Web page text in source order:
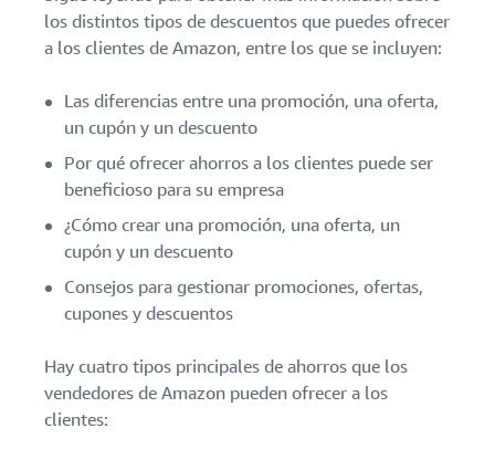
sus primeros
90 días generan
aproximadamente
ventas el primer
año.
Guía
para
crecer
tu
marca
en
Amazon
información
sobre cómo
diferenciar
fomentar la
los clientes
Terceriza
de
suministro
Obtener
administración
integral de la
suministro para
varios canales
de venta
Historias de
vendedores
Descubre cómo
llegan al éxito en
Amazon
los distintos tipos de descuentos que puedes ofrecer
a los clientes de Amazon, entre los que se incluyen:
Las diferencias entre una promoción, una oferta,
un cupón y un descuento
Por qué ofrecer ahorros a los clientes puede ser
beneficioso para su empresa
¿Cómo crear una promoción, una oferta, un
cupón y un descuento
Consejos para gestionar promociones, ofertas,
cupones y descuentos
Hay cuatro tipos principales de ahorros que los
vendedores de Amazon pueden ofrecer a los
clientes: